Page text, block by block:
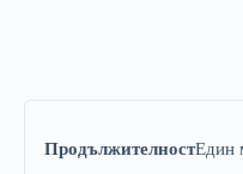
ПродължителностЕдин